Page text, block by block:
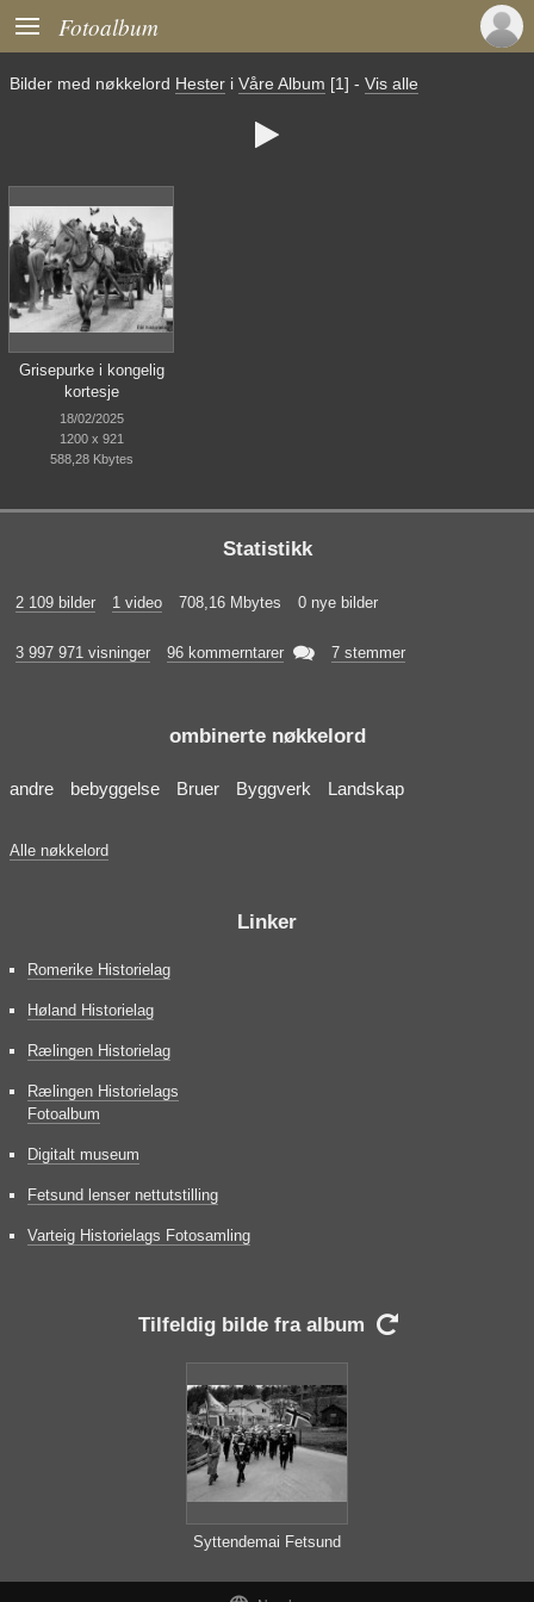
 Fotoalbum
Bilder med nøkkelord Hester i Våre Album [1] - Vis alle

Grisepurke i kongelig
kortesje
18/02/2025
1200 x 921
588,28 Kbytes
Statistikk
2 109 bilder 1 video 708,16 Mbytes 0 nye bilder
3 997 971 visninger 96 kommerntarer  7 stemmer
ombinerte nøkkelord
andre bebyggelse Bruer Byggverk Landskap
Alle nøkkelord
Linker
Romerike Historielag
Høland Historielag
Rælingen Historielag
Rælingen Historielags
Fotoalbum
Digitalt museum
Fetsund lenser nettutstilling
Varteig Historielags Fotosamling
Tilfeldig bilde fra album 
Syttendemai Fetsund